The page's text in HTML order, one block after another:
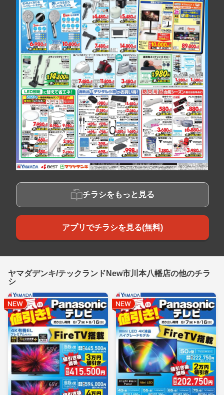
チラシをもっと見る
アプリでチラシを見る(無料)
ヤマダデンキ/テックランドNew市川本八幡店の他のチラ
シ